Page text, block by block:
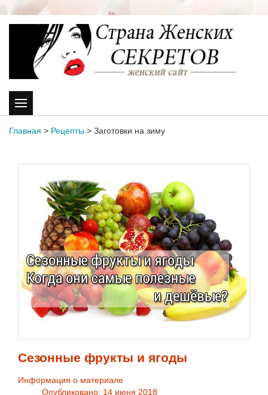
Главная > Рецепты > Заготовки на зиму
Сезонные фрукты и ягоды
Информация о материале
Опубликовано: 14 июня 2018